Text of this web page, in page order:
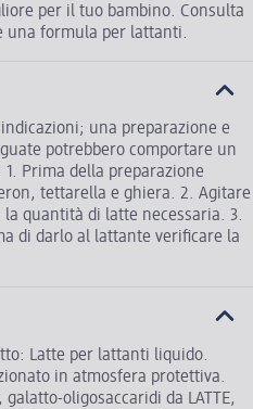
per il tuo bambino. Consulta
una formula per lattanti.
una preparazione e
potrebbero comportare un
Prima della preparazione
tettarella e ghiera. 2. Agitare
quantità di latte necessaria. 3.
di darlo al lattante verificare la
Latte per lattanti liquido.
in atmosfera protettiva.
oligosaccaridi da LATTE,